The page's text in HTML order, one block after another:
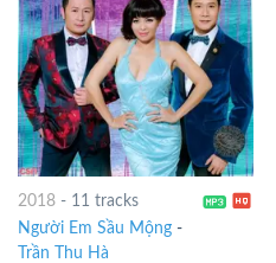
2018- 11 tracks
Người Em Sầu Mộng-
Trần Thu Hà